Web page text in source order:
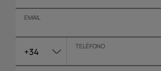
EMAIL
+34 TELÉFONO